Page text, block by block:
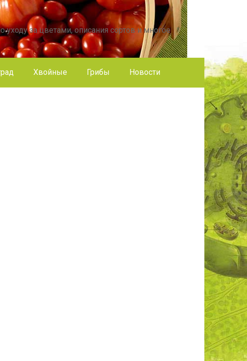
уходу за цветами, описания сортов и многое
Хвойные Грибы Новости